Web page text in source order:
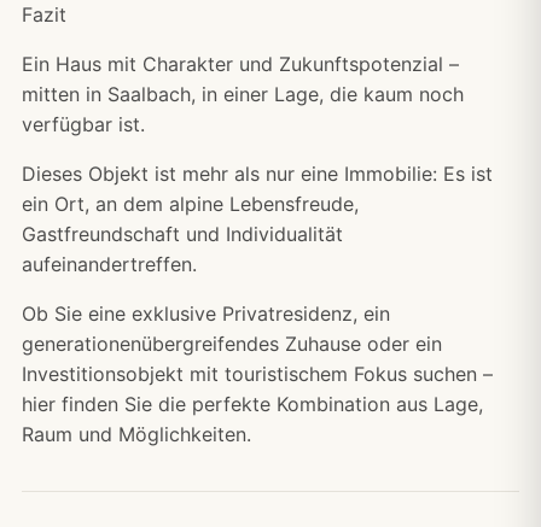
Fazit
Ein Haus mit Charakter und Zukunftspotenzial –
mitten in Saalbach, in einer Lage, die kaum noch
verfügbar ist.
Dieses Objekt ist mehr als nur eine Immobilie: Es ist
ein Ort, an dem alpine Lebensfreude,
Gastfreundschaft und Individualität
aufeinandertreffen.
Ob Sie eine exklusive Privatresidenz, ein
generationenübergreifendes Zuhause oder ein
Investitionsobjekt mit touristischem Fokus suchen –
hier finden Sie die perfekte Kombination aus Lage,
Raum und Möglichkeiten.